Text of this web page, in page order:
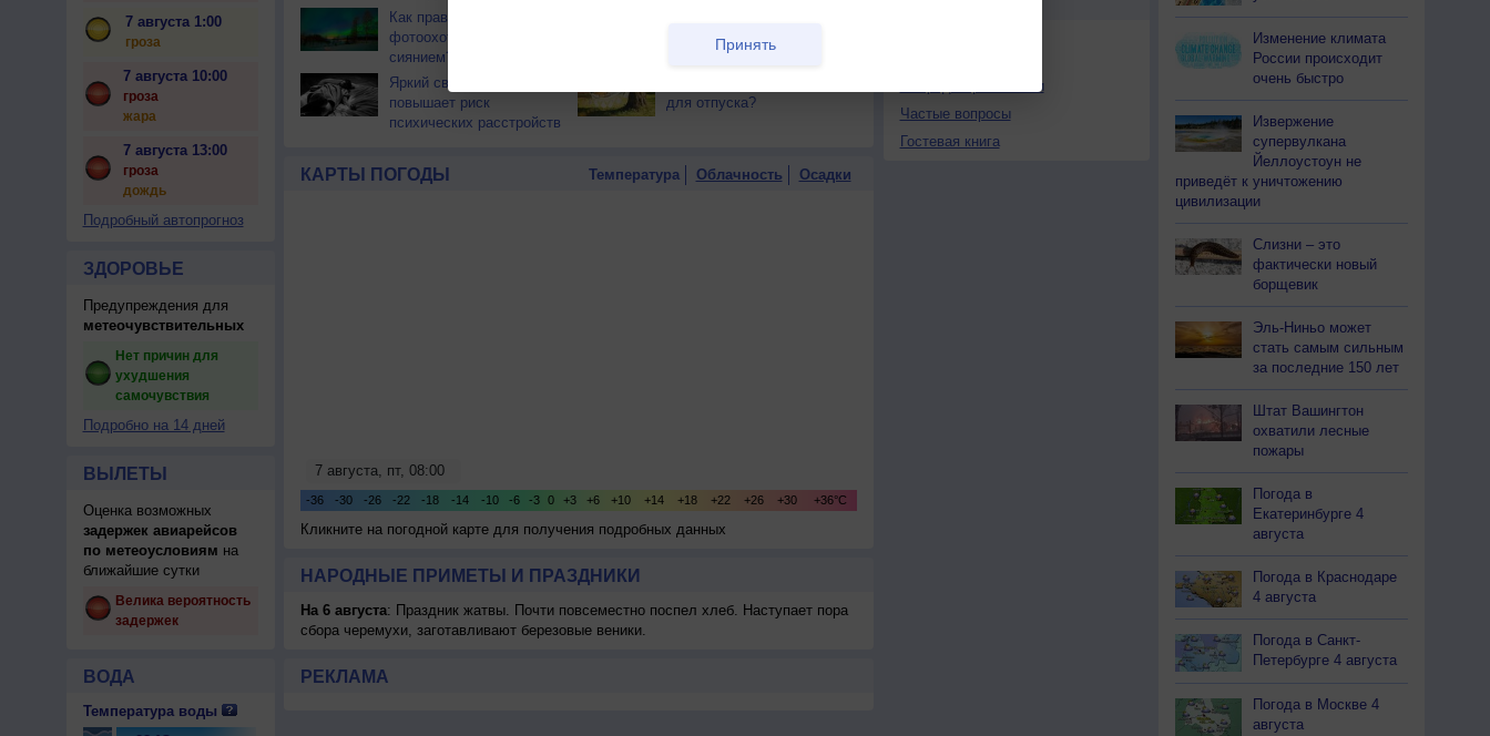
7 августа 1:00
гроза
7 августа 10:00
гроза
жара
7 августа 13:00
гроза
дождь
Подробный автопрогноз
ЗДОРОВЬЕ
Предупреждения для
метеочувствительных
Нет причин для
ухудшения
самочувствия
Подробно на 14 дней
ВЫЛЕТЫ
Оценка возможных
задержек авиарейсов
по метеоусловиям на
ближайшие сутки
Велика вероятность
задержек
ВОДА
Температура воды
Как правильно вести
фотоохоту за северным
сиянием?
важны и полезны для
Яркий свет ночью
повышает риск
психических расстройств
для отпуска?
КАРТЫ ПОГОДЫ Температура Облачность Осадки
Кликните на погодной карте для получения подробных данных
НАРОДНЫЕ ПРИМЕТЫ И ПРАЗДНИКИ
На 6 августа: Праздник жатвы. Почти повсеместно поспел хлеб. Наступает пора
сбора черемухи, заготавливают березовые веники.
РЕКЛАМА
конфиденциальности
Частые вопросы
Гостевая книга
Изменение климата
России происходит
очень быстро
Извержение
супервулкана
Йеллоустоун не
приведёт к уничтожению
цивилизации
Слизни – это
фактически новый
борщевик
Эль-Ниньо может
стать самым сильным
за последние 150 лет
Штат Вашингтон
охватили лесные
пожары
Погода в
Екатеринбурге 4
августа
Погода в Краснодаре
4 августа
Погода в Санкт-
Петербурге 4 августа
Погода в Москве 4
августа
Принять